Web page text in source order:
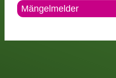
Mängelmelder